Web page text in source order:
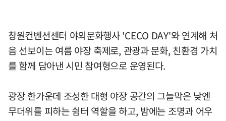
창원컨벤션센터 야외문화행사 'CECO DAY'와 연계해 처
음 선보이는 여름 야장 축제로, 관광과 문화, 친환경 가치
를 함께 담아낸 시민 참여형으로 운영된다.
광장 한가운데 조성한 대형 야장 공간의 그늘막은 낮엔
무더위를 피하는 쉼터 역할을 하고, 밤에는 조명과 어우